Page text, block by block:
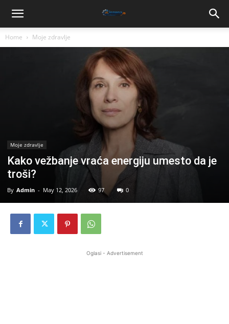
Home Moje zdravlje
Moje zdravlje
Kako vežbanje vraća energiju umesto da je
troši?
By Admin - May 12, 2026 97 0
Oglasi - Advertisement